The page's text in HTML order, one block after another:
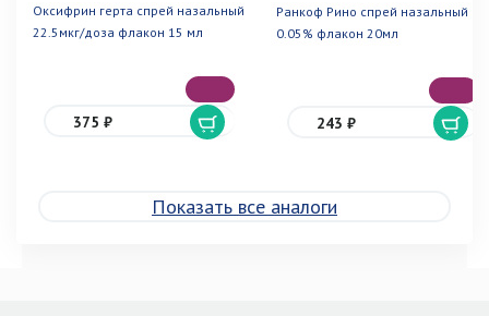
Оксифрин герта спрей назальный
22.5мкг/доза флакон 15 мл
375 ₽
Ранкоф Рино спрей назальный
0.05% флакон 20мл
243 ₽
Показать все аналоги